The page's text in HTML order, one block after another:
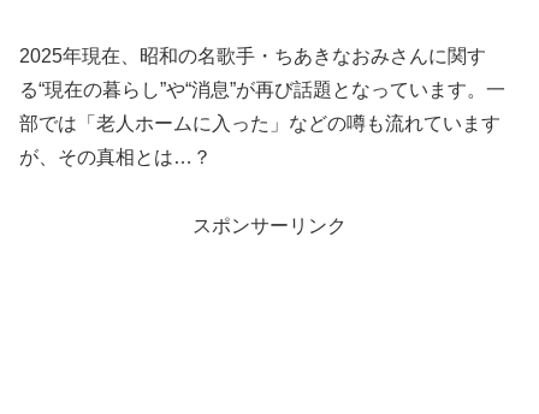
2025年現在、昭和の名歌手・ちあきなおみさんに関す
る“現在の暮らし”や“消息”が再び話題となっています。一
部では「老人ホームに入った」などの噂も流れています
が、その真相とは…？
スポンサーリンク